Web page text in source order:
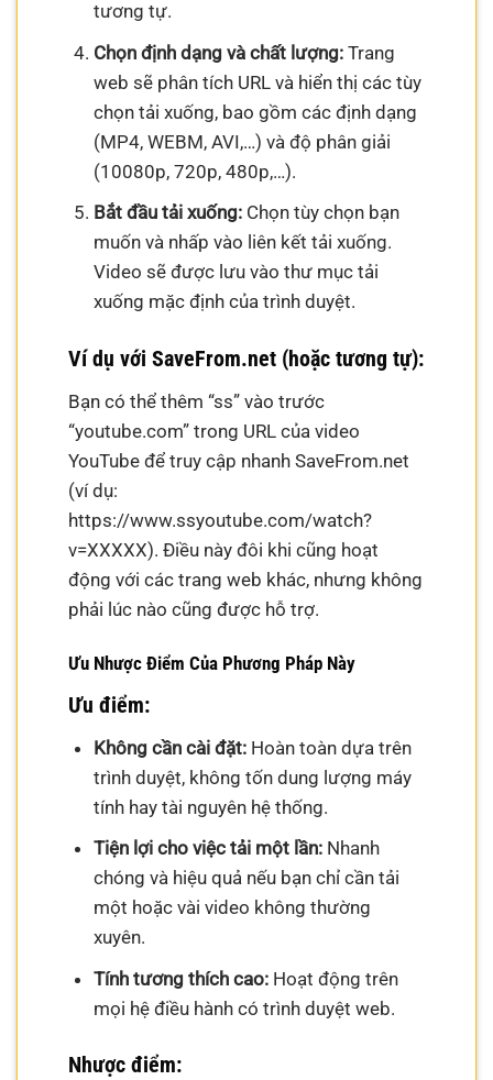
tương tự.
Chọn định dạng và chất lượng:Trang
web sẽ phân tích URL và hiển thị các tùy
chọn tải xuống, bao gồm các định dạng
(MP4, WEBM, AVI,…) và độ phân giải
(10080p, 720p, 480p,…).
Bắt đầu tải xuống:Chọn tùy chọn bạn
muốn và nhấp vào liên kết tải xuống.
Video sẽ được lưu vào thư mục tải
xuống mặc định của trình duyệt.
Ví dụ với SaveFrom.net (hoặc tương tự):
Bạn có thể thêm “ss” vào trước
“youtube.com” trong URL của video
YouTube để truy cập nhanh SaveFrom.net
(ví dụ:
https://www.ssyoutube.com/watch?
v=XXXXX). Điều này đôi khi cũng hoạt
động với các trang web khác, nhưng không
phải lúc nào cũng được hỗ trợ.
Ưu Nhược Điểm Của Phương Pháp Này
Ưu điểm:
Không cần cài đặt:Hoàn toàn dựa trên
trình duyệt, không tốn dung lượng máy
tính hay tài nguyên hệ thống.
Tiện lợi cho việc tải một lần:Nhanh
chóng và hiệu quả nếu bạn chỉ cần tải
một hoặc vài video không thường
xuyên.
Tính tương thích cao:Hoạt động trên
mọi hệ điều hành có trình duyệt web.
Nhược điểm: